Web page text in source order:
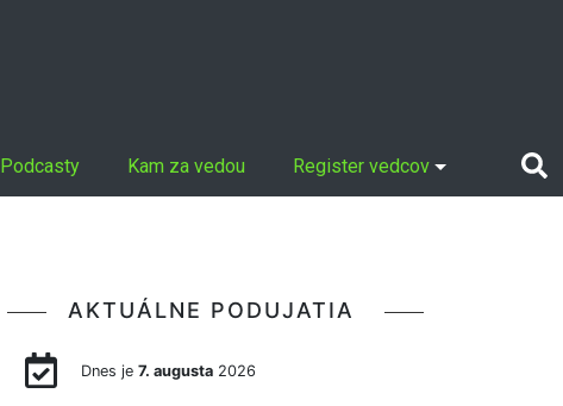
Podcasty Kam za vedou Register vedcov
AKTUÁLNE PODUJATIA
Dnes je 7. augusta2026